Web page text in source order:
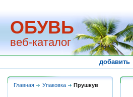
ОБУВЬ
веб-каталог
добавить
Главная Упаковка Прушкув